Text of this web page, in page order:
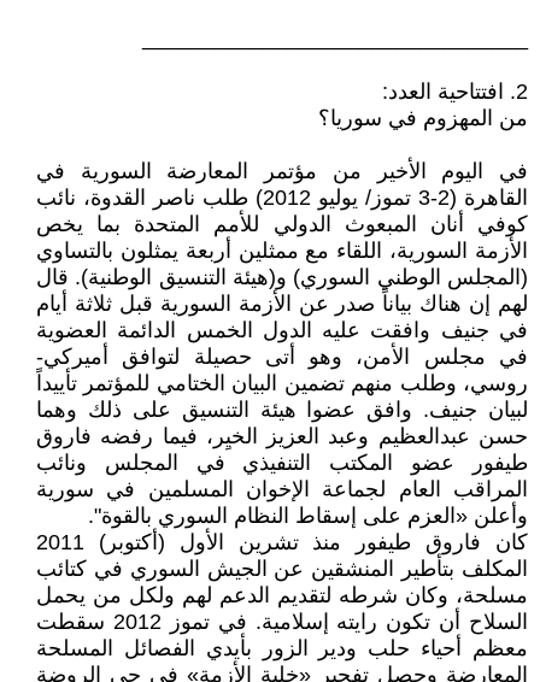
2. افتتاحية العدد:
من المهزوم في سوريا؟
في اليوم الأخير من مؤتمر المعارضة السورية في
القاهرة (2-3 تموز/ يوليو 2012) طلب ناصر القدوة، نائب
كوفي أنان المبعوث الدولي للأمم المتحدة بما يخص
الأزمة السورية، اللقاء مع ممثلين أربعة يمثلون بالتساوي
(المجلس الوطني السوري) و(هيئة التنسيق الوطنية). قال
لهم إن هناك بياناً صدر عن الأزمة السورية قبل ثلاثة أيام
في جنيف وافقت عليه الدول الخمس الدائمة العضوية
في مجلس الأمن، وهو أتى حصيلة لتوافق أميركي-
روسي، وطلب منهم تضمين البيان الختامي للمؤتمر تأييداً
لبيان جنيف. وافق عضوا هيئة التنسيق على ذلك وهما
حسن عبدالعظيم وعبد العزيز الخيِر، فيما رفضه فاروق
طيفور عضو المكتب التنفيذي في المجلس ونائب
المراقب العام لجماعة الإخوان المسلمين في سورية
وأعلن «العزم على إسقاط النظام السوري بالقوة".
كان فاروق طيفور منذ تشرين الأول (أكتوبر) 2011
المكلف بتأطير المنشقين عن الجيش السوري في كتائب
مسلحة، وكان شرطه لتقديم الدعم لهم ولكل من يحمل
السلاح أن تكون رايته إسلامية. في تموز 2012 سقطت
معظم أحياء حلب ودير الزور بأيدي الفصائل المسلحة
المعارضة وحصل تفجير «خلية الأزمة» في حي الروضة